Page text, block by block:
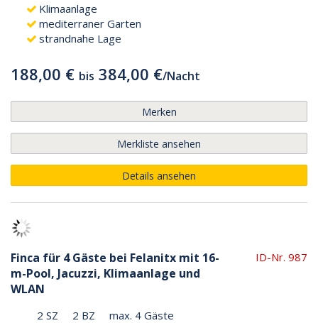
Klimaanlage
mediterraner Garten
strandnahe Lage
188,00 € bis 384,00 €/Nacht
Merken
Merkliste ansehen
Details ansehen
Finca für 4 Gäste bei Felanitx mit 16-
m-Pool, Jacuzzi, Klimaanlage und
WLAN
ID-Nr. 987
2 SZ 2 BZ
max. 4 Gäste